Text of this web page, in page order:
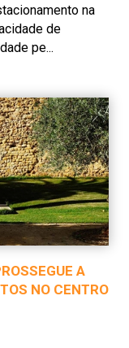
na
de
pe...
A
NO CENTRO